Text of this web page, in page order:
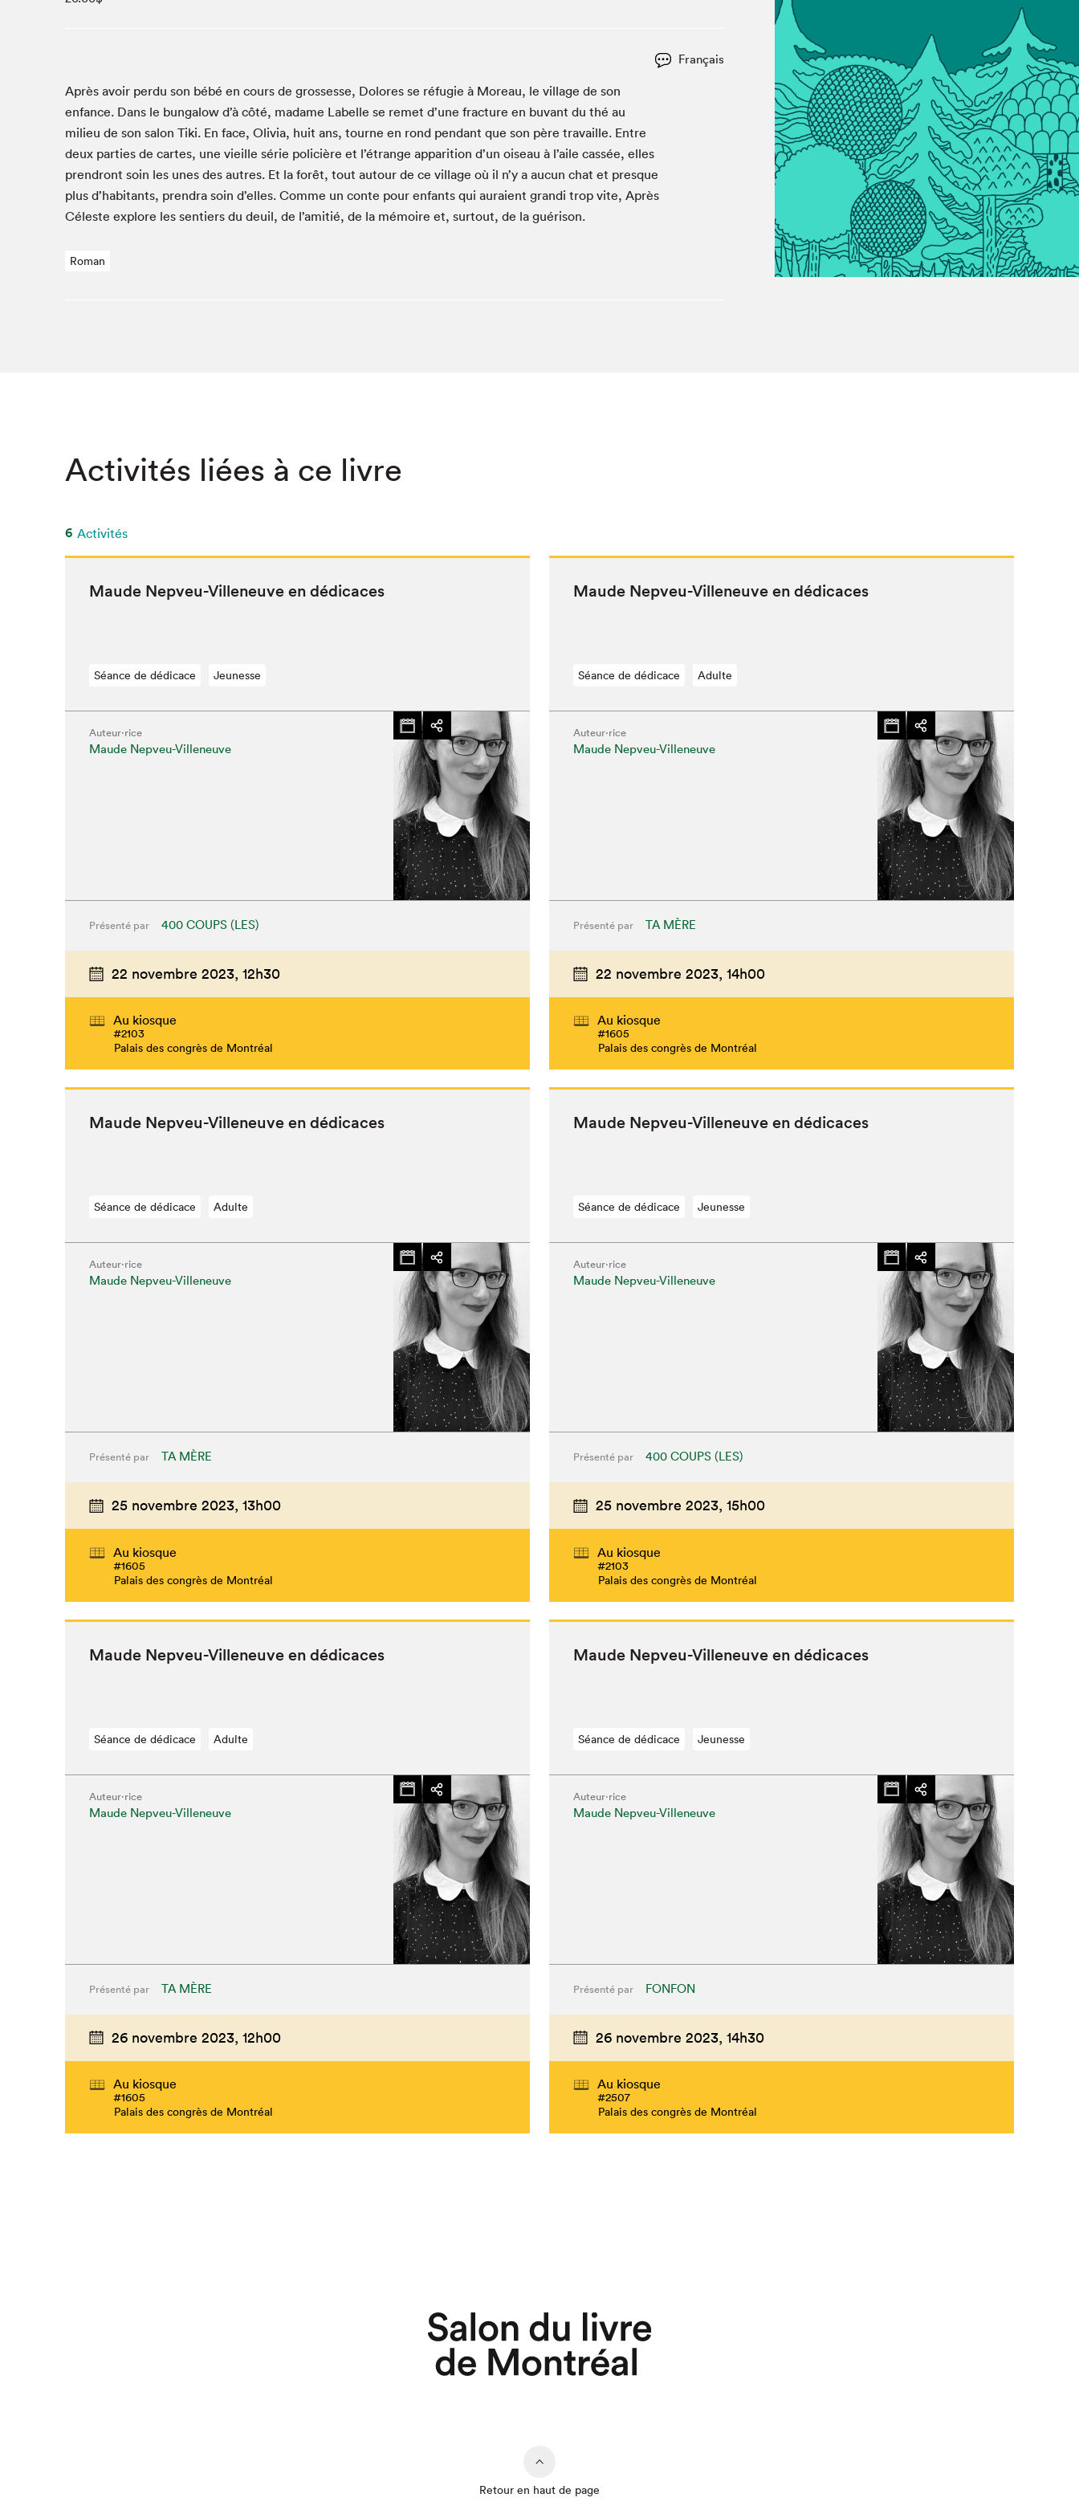
La lecture en cadeau
La Maison des libraires
Le grand jeu de lecture à voix haute du Salon du livre
de Montréal
Lettres québécoises au Salon
Liseur Public
Louisiane enracinée et branchée
Matinées scolaires Hydro-Québec
Mur des illustrateur·rice·s
Narra
SLM PRO
Vitrine du Festival littéraire international Metropolis
Zone Manga
Liste des exposant·e·s
Liste des auteur·rice·s
Que cherchez-vous?
Fermer
Français
Après avoir per­du son bébé en cours de grossesse, Dolores se réfugie à More­au, le vil­lage de son
enfance. Dans le bun­ga­low d’à côté, madame Labelle se remet d’une frac­ture en buvant du thé au
milieu de son salon Tiki. En face, Olivia, huit ans, tourne en rond pen­dant que son père tra­vaille. Entre
deux par­ties de cartes, une vieille série poli­cière et l’étrange appari­tion d’un oiseau à l’aile cassée, elles
pren­dront soin les unes des autres. Et la forêt, tout autour de ce vil­lage où il n’y a aucun chat et presque
plus d’habitants, pren­dra soin d’elles. Comme un con­te pour enfants qui auraient gran­di trop vite, Après
Céleste explore les sen­tiers du deuil, de l’amitié, de la mémoire et, surtout, de la guérison.
Roman
Activités liées à ce livre
6 Activités
Maude Nepveu-Vil­leneuve en dédicaces
Séance de dédicace Jeunesse
Auteur·rice
Maude Nepveu-Villeneuve
Présenté par 400 COUPS (LES)
22 novembre 2023, 12h30
Au kiosque
#2103
Palais des congrès de Montréal
Maude Nepveu-Vil­leneuve en dédicaces
Séance de dédicace Adulte
Auteur·rice
Maude Nepveu-Villeneuve
Présenté par TA MÈRE
22 novembre 2023, 14h00
Au kiosque
#1605
Palais des congrès de Montréal
Maude Nepveu-Vil­leneuve en dédicaces
Séance de dédicace Adulte
Auteur·rice
Maude Nepveu-Villeneuve
Présenté par TA MÈRE
25 novembre 2023, 13h00
Au kiosque
#1605
Palais des congrès de Montréal
Maude Nepveu-Vil­leneuve en dédicaces
Séance de dédicace Jeunesse
Auteur·rice
Maude Nepveu-Villeneuve
Présenté par 400 COUPS (LES)
25 novembre 2023, 15h00
Au kiosque
#2103
Palais des congrès de Montréal
Maude Nepveu-Vil­leneuve en dédicaces
Séance de dédicace Adulte
Auteur·rice
Maude Nepveu-Villeneuve
Présenté par TA MÈRE
26 novembre 2023, 12h00
Au kiosque
#1605
Palais des congrès de Montréal
Maude Nepveu-Vil­leneuve en dédicaces
Séance de dédicace Jeunesse
Auteur·rice
Maude Nepveu-Villeneuve
Présenté par FONFON
26 novembre 2023, 14h30
Au kiosque
#2507
Palais des congrès de Montréal
Retour en haut de page